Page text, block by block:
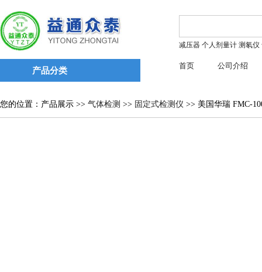
产品分类
减压器 个人剂量计 测氡仪
首页 公司介绍
您的位置：产品展示 >> 气体检测 >> 固定式检测仪 >> 美国华瑞 FMC-